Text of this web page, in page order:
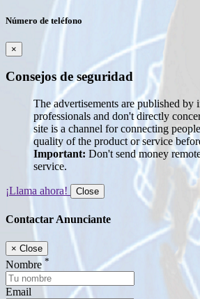
Número de teléfono
×
Consejos de seguridad
The advertisements are published by
professionals and don't directly
site is a channel for connecting
quality of the product or service
Important: Don't send money
service.
¡Llama ahora! Close
Contactar Anunciante
× Close
Nombre *
Email